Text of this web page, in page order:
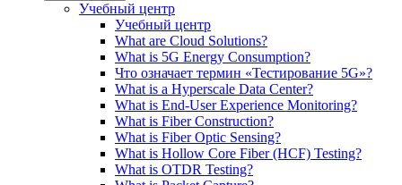
Учебный центр
Учебный центр
What are Cloud Solutions?
What is 5G Energy Consumption?
Что означает термин «Тестирование 5G»?
What is a Hyperscale Data Center?
What is End-User Experience Monitoring?
What is Fiber Construction?
What is Fiber Optic Sensing?
What is Hollow Core Fiber (HCF) Testing?
What is OTDR Testing?